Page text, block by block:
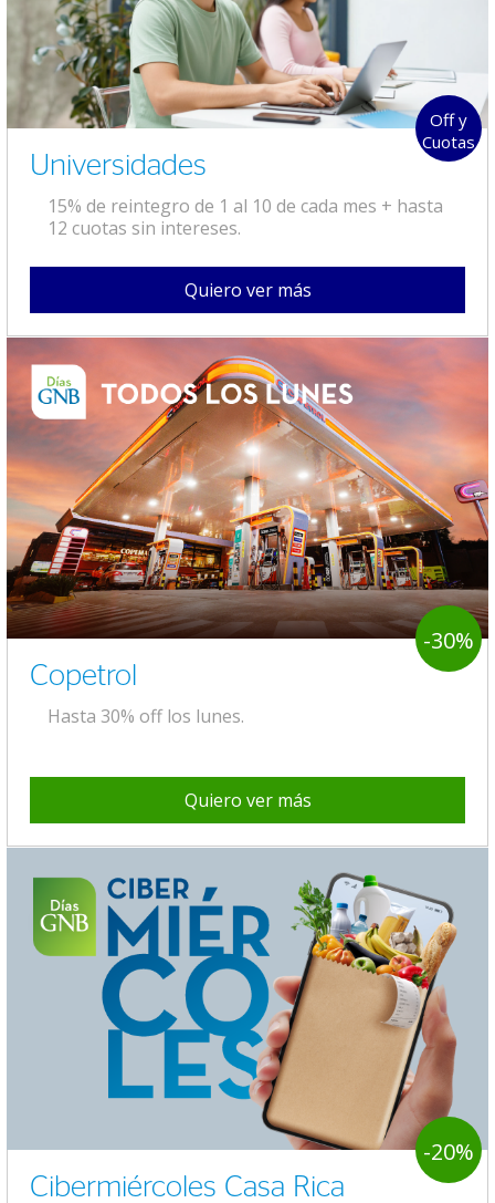
Off y
Cuotas
Universidades
15% de reintegro de 1 al 10 de cada mes + hasta
12 cuotas sin intereses.
Quiero ver más
-30%
Copetrol
Hasta 30% off los lunes.
Quiero ver más
-20%
Cibermiércoles Casa Rica